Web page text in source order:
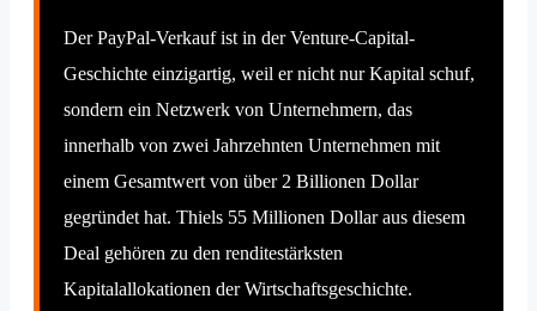
Der PayPal-Verkauf ist in der Venture-Capital-
Geschichte einzigartig, weil er nicht nur Kapital schuf,
sondern ein Netzwerk von Unternehmern, das
innerhalb von zwei Jahrzehnten Unternehmen mit
einem Gesamtwert von über 2 Billionen Dollar
gegründet hat. Thiels 55 Millionen Dollar aus diesem
Deal gehören zu den renditestärksten
Kapitalallokationen der Wirtschaftsgeschichte.